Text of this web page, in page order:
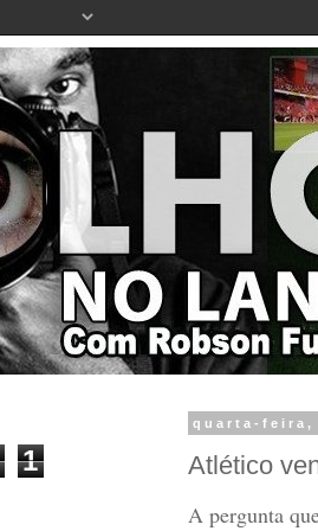
quarta-feira,
Atlético
A pergunta
1